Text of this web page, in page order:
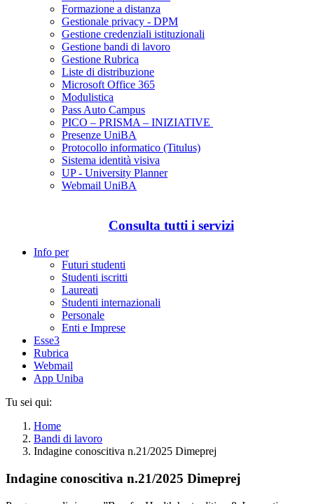
Formazione a distanza
Gestionale privacy - DPM
Gestione credenziali istituzionali
Gestione bandi di lavoro
Gestione Rubrica
Liste di distribuzione
Microsoft Office 365
Modulistica
Pass Auto Campus
PICO – PRISMA – INIZIATIVE
Presenze UniBA
Protocollo informatico (Titulus)
Sistema identità visiva
UP - University Planner
Webmail UniBA
Consulta tutti i servizi
Info per
Futuri studenti
Studenti iscritti
Laureati
Studenti internazionali
Personale
Enti e Imprese
Esse3
Rubrica
Webmail
App Uniba
Tu sei qui:
Home
Bandi di lavoro
Indagine conoscitiva n.21/2025 Dimeprej
Indagine conoscitiva n.21/2025 Dimeprej